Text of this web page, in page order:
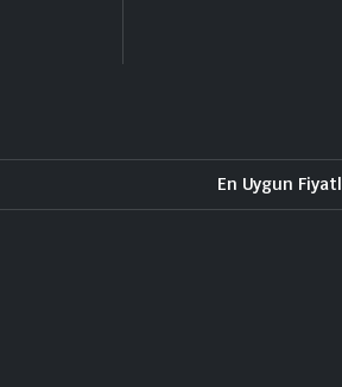
En Uygun